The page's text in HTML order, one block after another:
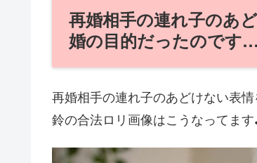
再婚相手の連れ子のあ
婚の目的だったのです
再婚相手の連れ子のあどけない表
鈴の合法ロリ画像はこうなってま